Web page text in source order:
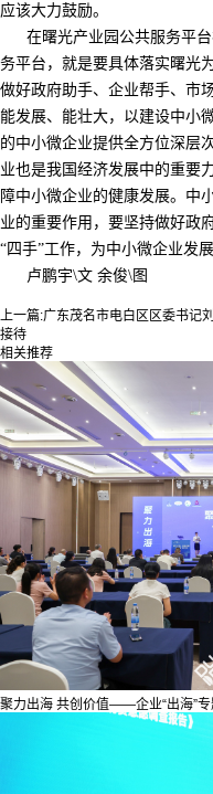
应该大力鼓励。
在曙光产业园公共服务平
务平台，就是要具体落实曙光
做好政府助手、企业帮手、市
能发展、能壮大，以建设中小
的中小微企业提供全方位深层
业也是我国经济发展中的重要
障中小微企业的健康发展。中
业的重要作用，要坚持做好政
“四手”工作，为中小微企业发展
卢鹏宇\文 余俊\图
上一篇:广东茂名市电白区区委书记
接待
相关推荐
聚力出海 共创价值——企业“出海”专